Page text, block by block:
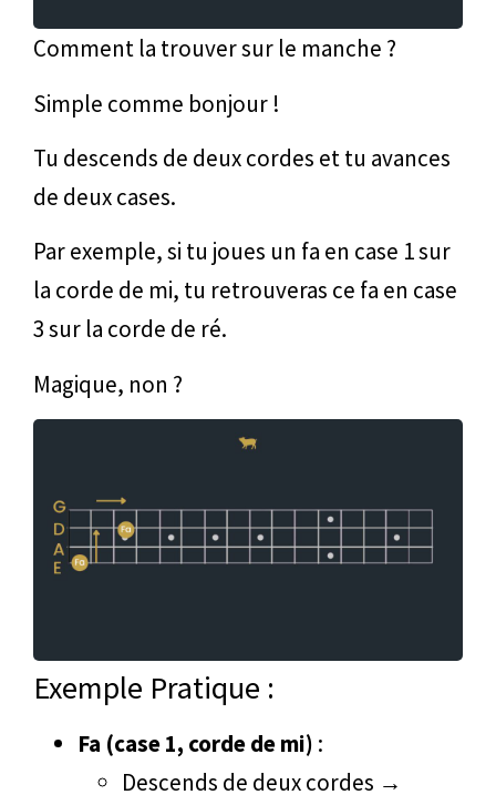
Comment la trouver sur le manche ?
Simple comme bonjour !
Tu descends de deux cordes et tu avances
de deux cases.
Par exemple, si tu joues un fa en case 1 sur
la corde de mi, tu retrouveras ce fa en case
3 sur la corde de ré.
Magique, non ?
Exemple Pratique :
Fa (case 1, corde de mi) :
Descends de deux cordes →